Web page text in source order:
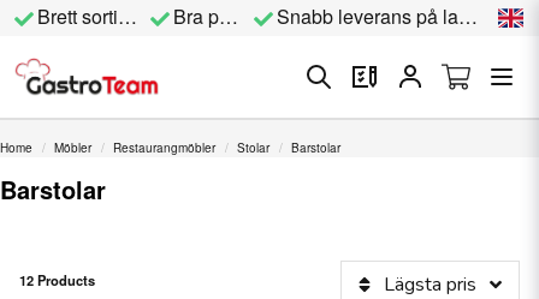
Brett sortiment Bra priser Snabb leverans på lagervara
Home Möbler Restaurangmöbler Stolar Barstolar
Barstolar
12 Products Lägsta pris